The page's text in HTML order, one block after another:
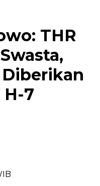
THR
Diberikan
7